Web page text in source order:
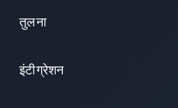
तुलना
इंटीग्रेशन